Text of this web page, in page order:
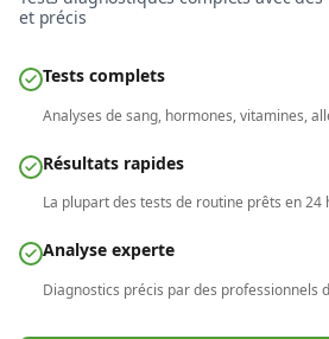
et précis
Resultats le jour meme
Tests complets
Analyses de sang, hormones, vitamines,
Résultats rapides
La plupart des tests de routine prêts en 24
Analyse experte
Diagnostics précis par des professionnels